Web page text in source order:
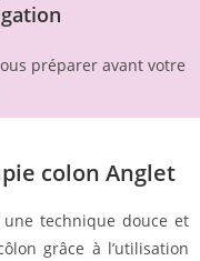
préparer avant votre
colon Anglet
technique douce et
grâce à l’utilisation